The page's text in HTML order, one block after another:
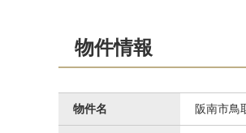
物件情報
物件名 阪南市鳥